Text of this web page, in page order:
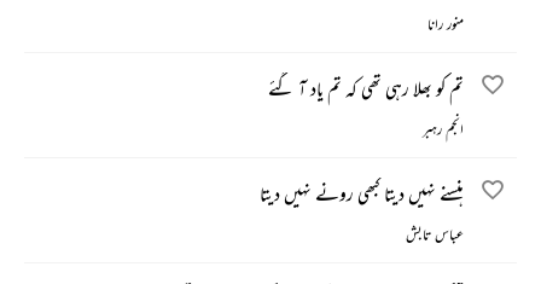
منور رانا
تم کو بھلا رہی تھی کہ تم یاد آ گئے
انجم رہبر
ہنسنے نہیں دیتا کبھی رونے نہیں دیتا
عباس تابش